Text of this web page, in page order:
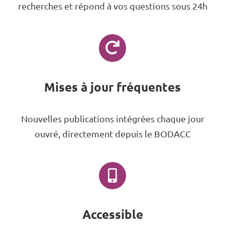
recherches et répond à vos questions sous 24h
Mises à jour fréquentes
Nouvelles publications intégrées chaque jour
ouvré, directement depuis le BODACC
Accessible